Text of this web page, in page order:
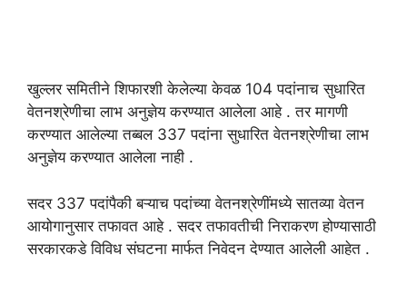
खुल्लर समितीने शिफारशी केलेल्या केवळ 104 पदांनाच सुधारित
वेतनश्रेणीचा लाभ अनुज्ञेय करण्यात आलेला आहे . तर मागणी
करण्यात आलेल्या तब्बल 337 पदांना सुधारित वेतनश्रेणीचा लाभ
अनुज्ञेय करण्यात आलेला नाही .
सदर 337 पदांपैकी बऱ्याच पदांच्या वेतनश्रेणींमध्ये सातव्या वेतन
आयोगानुसार तफावत आहे . सदर तफावतीची निराकरण होण्यासाठी
सरकारकडे विविध संघटना मार्फत निवेदन देण्यात आलेली आहेत .